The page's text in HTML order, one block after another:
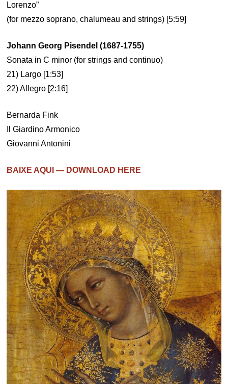
Lorenzo”
(for mezzo soprano, chalumeau and strings) [5:59]
Johann Georg Pisendel (1687-1755)
Sonata in C minor (for strings and continuo)
21) Largo [1:53]
22) Allegro [2:16]
Bernarda Fink
Il Giardino Armonico
Giovanni Antonini
BAIXE AQUI — DOWNLOAD HERE